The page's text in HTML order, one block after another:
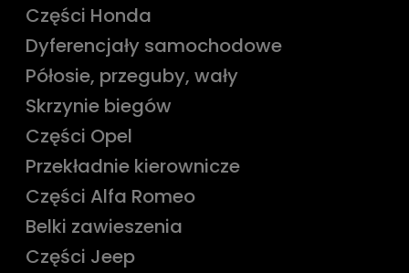
Części Honda
Dyferencjały samochodowe
Półosie, przeguby, wały
Skrzynie biegów
Części Opel
Przekładnie kierownicze
Części Alfa Romeo
Belki zawieszenia
Części Jeep